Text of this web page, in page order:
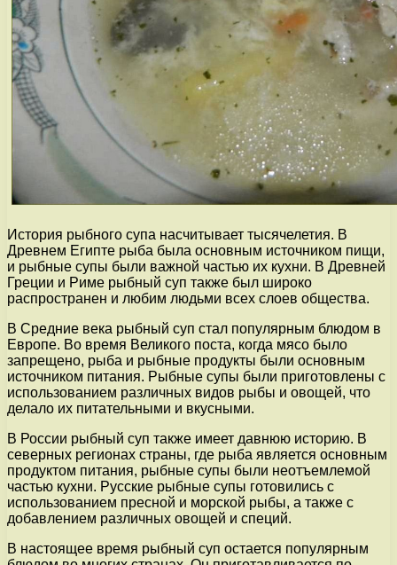
История рыбного супа насчитывает тысячелетия. В
Древнем Египте рыба была основным источником пищи,
и рыбные супы были важной частью их кухни. В Древней
Греции и Риме рыбный суп также был широко
распространен и любим людьми всех слоев общества.
В Средние века рыбный суп стал популярным блюдом в
Европе. Во время Великого поста, когда мясо было
запрещено, рыба и рыбные продукты были основным
источником питания. Рыбные супы были приготовлены с
использованием различных видов рыбы и овощей, что
делало их питательными и вкусными.
В России рыбный суп также имеет давнюю историю. В
северных регионах страны, где рыба является основным
продуктом питания, рыбные супы были неотъемлемой
частью кухни. Русские рыбные супы готовились с
использованием пресной и морской рыбы, а также с
добавлением различных овощей и специй.
В настоящее время рыбный суп остается популярным